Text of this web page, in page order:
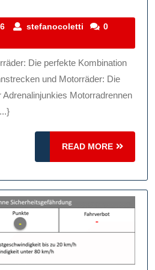
Von
Und
Motorrädern:
Adrenalin
Pur!
19
2026
stefanocoletti stefanocoletti
0
und Motorräder: Die
Motorradrennen
READ MORE
READ
MORE